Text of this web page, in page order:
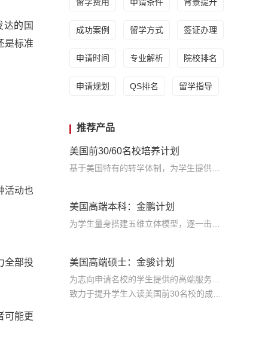
的国
是标准
活动也
全部投
可能更
成功案例 留学方式 签证办理
申请时间 专业解析 院校排名
申请规划 QS排名 留学指导
推荐产品
美国前30/60名校培养计划
美国高端本科：金鹏计划
美国高端硕士：金骏计划